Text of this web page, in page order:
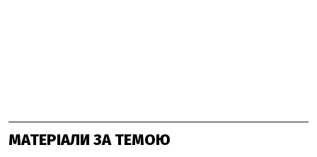
МАТЕРІАЛИ ЗА ТЕМОЮ